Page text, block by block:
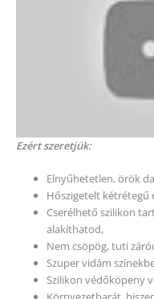
Ezért szeretjük:
Elnyűhetetlen, örök
Hőszigetelt kétrétegű
Cserélhető szilikon
alakíthatod,
Nem csöpög, tuti
Szuper vidám
Szilikon védőköpeny